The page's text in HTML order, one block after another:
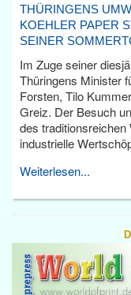
THÜRINGENS
KOEHLER PAPER
SEINER
Im Zuge seiner
Thüringens Minister
Forsten, Tilo
Greiz. Der Besuch
des
industrielle
Weiterlesen...